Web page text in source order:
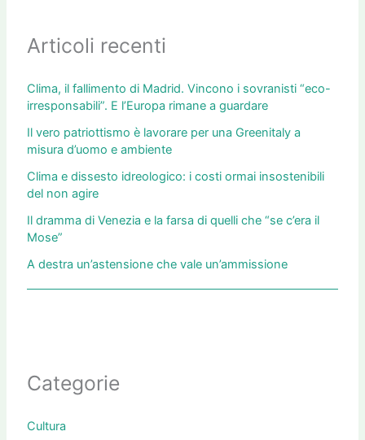
Articoli recenti
Clima, il fallimento di Madrid. Vincono i sovranisti “eco-
irresponsabili”. E l’Europa rimane a guardare
Il vero patriottismo è lavorare per una Greenitaly a
misura d’uomo e ambiente
Clima e dissesto idreologico: i costi ormai insostenibili
del non agire
Il dramma di Venezia e la farsa di quelli che “se c’era il
Mose”
A destra un’astensione che vale un’ammissione
Categorie
Cultura